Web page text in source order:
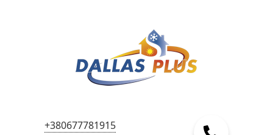
+380677781915